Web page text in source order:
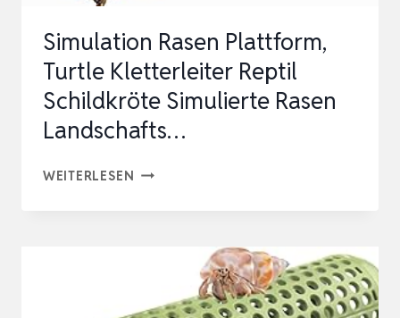
Simulation Rasen Plattform,
Turtle Kletterleiter Reptil
Schildkröte Simulierte Rasen
Landschafts…
WEITERLESEN SIMULATION
KLETTERLEITER
REPTIL